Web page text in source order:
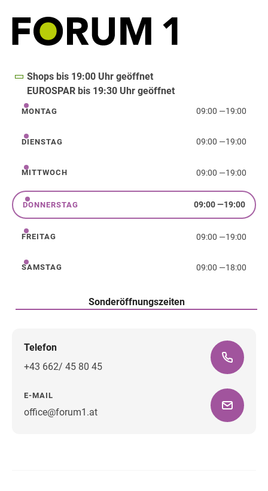
Shops bis 19:00 Uhr geöffnet
EUROSPAR bis 19:30 Uhr geöffnet
Montag
MONTAG 09:00 —19:00
Dienstag
DIENSTAG 09:00 —19:00
Mittwoch
MITTWOCH 09:00 —19:00
Donnerstag
DONNERSTAG 09:00—19:00
Freitag
FREITAG 09:00 —19:00
Samstag
SAMSTAG 09:00 —18:00
Sonderöffnungszeiten
Telefon
+43 662/ 45 80 45
E-MAIL
office@forum1.at